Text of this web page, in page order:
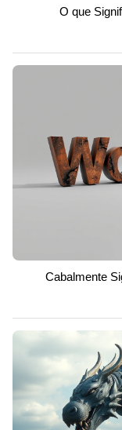
O que
Cabalmente